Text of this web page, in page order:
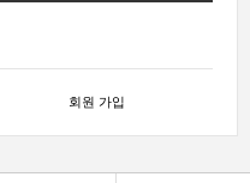
회원 가입